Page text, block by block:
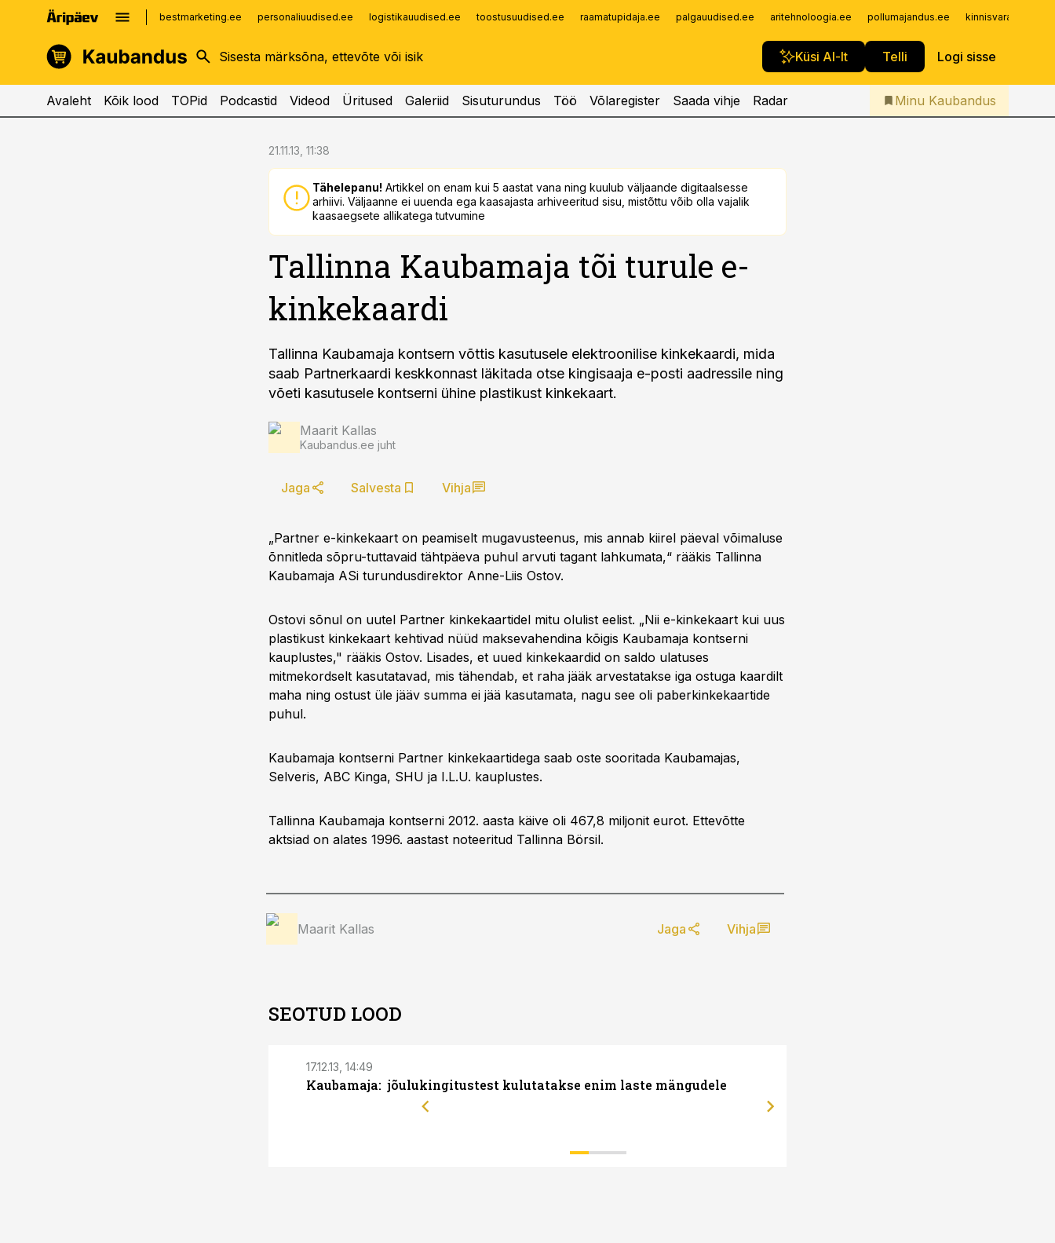
bestmarketing.ee personaliuudised.ee logistikauudised.ee toostusuudised.ee raamatupidaja.ee palgauudised.ee aritehnoloogia.ee pollumajandus.ee
Küsi AI-lt Telli Logi sisse
kinnisvarauudised.ee
logistikauudised.ee
imelineajalugu.ee
Infopank
Iseteenindus
Telli Kaubandus
Avaleht Kõik lood TOPid Podcastid Videod Üritused Galeriid Sisuturundus Töö Võlaregister Saada vihje Radar Minu Kaubandus
21.11.13, 11:38
Tähelepanu! Artikkel on enam kui 5 aastat vana ning kuulub väljaande digitaalsesse
arhiivi. Väljaanne ei uuenda ega kaasajasta arhiveeritud sisu, mistõttu võib olla vajalik
kaasaegsete allikatega tutvumine
Tallinna Kaubamaja tõi turule e-
kinkekaardi
Tallinna Kaubamaja kontsern võttis kasutusele elektroonilise kinkekaardi, mida
saab Partnerkaardi keskkonnast läkitada otse kingisaaja e-posti aadressile ning
võeti kasutusele kontserni ühine plastikust kinkekaart.
Maarit Kallas
Kaubandus.ee juht
Jaga Salvesta Vihja
„Partner e-kinkekaart on peamiselt mugavusteenus, mis annab kiirel päeval võimaluse
õnnitleda sõpru-tuttavaid tähtpäeva puhul arvuti tagant lahkumata,“ rääkis Tallinna
Kaubamaja ASi turundusdirektor Anne-Liis Ostov.
Ostovi sõnul on uutel Partner kinkekaartidel mitu olulist eelist. „Nii e-kinkekaart kui uus
plastikust kinkekaart kehtivad nüüd maksevahendina kõigis Kaubamaja kontserni
kauplustes," rääkis Ostov. Lisades, et uued kinkekaardid on saldo ulatuses
mitmekordselt kasutatavad, mis tähendab, et raha jääk arvestatakse iga ostuga kaardilt
maha ning ostust üle jääv summa ei jää kasutamata, nagu see oli paberkinkekaartide
puhul.
Kaubamaja kontserni Partner kinkekaartidega saab oste sooritada Kaubamajas,
Selveris, ABC Kinga, SHU ja I.L.U. kauplustes.
Tallinna Kaubamaja kontserni 2012. aasta käive oli 467,8 miljonit eurot. Ettevõtte
aktsiad on alates 1996. aastast noteeritud Tallinna Börsil.
Maarit Kallas Jaga Vihja
SEOTUD LOOD
17.12.13, 14:49
Kaubamaja: jõulukingitustest kulutatakse enim laste mängudele